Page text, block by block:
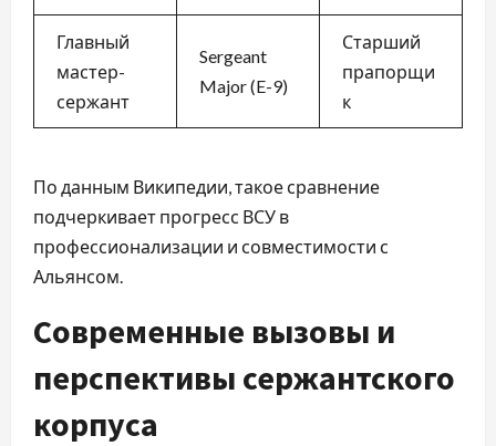
Главный
мастер-
сержант
Sergeant
Major (E-9)
Старший
прапорщи
к
По данным Википедии, такое сравнение
подчеркивает прогресс ВСУ в
профессионализации и совместимости с
Альянсом.
Современные вызовы и
перспективы сержантского
корпуса